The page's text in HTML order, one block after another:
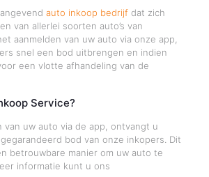
auto inkoop bedrijfdat zich
van allerlei soorten auto’s van
aanmelden van uw auto via onze app,
snel een bod uitbrengen en indien
een vlotte afhandeling van de
Service?
van uw auto via de app, ontvangt u
bod van onze inkopers. Dit
betrouwbare manier om uw auto te
informatie kunt u ons